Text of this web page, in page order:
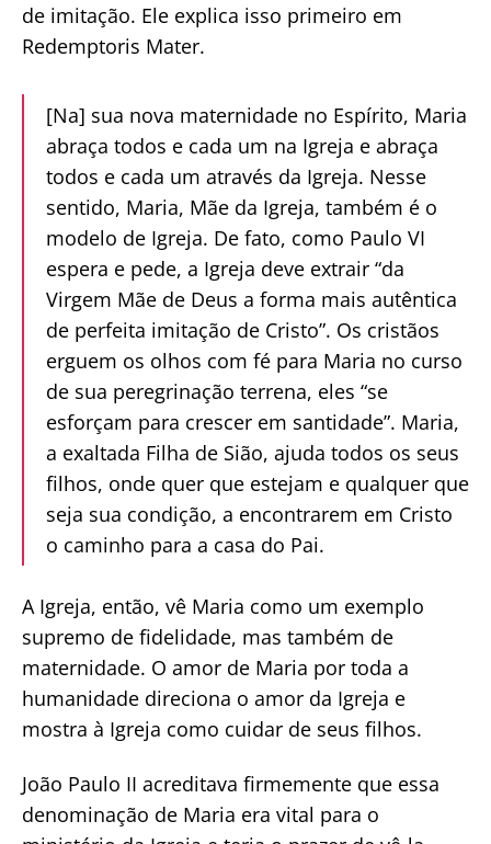
de imitação. Ele explica isso primeiro em
Redemptoris Mater.
[Na] sua nova maternidade no Espírito, Maria
abraça todos e cada um na Igreja e abraça
todos e cada um através da Igreja. Nesse
sentido, Maria, Mãe da Igreja, também é o
modelo de Igreja. De fato, como Paulo VI
espera e pede, a Igreja deve extrair “da
Virgem Mãe de Deus a forma mais autêntica
de perfeita imitação de Cristo”. Os cristãos
erguem os olhos com fé para Maria no curso
de sua peregrinação terrena, eles “se
esforçam para crescer em santidade”. Maria,
a exaltada Filha de Sião, ajuda todos os seus
filhos, onde quer que estejam e qualquer que
seja sua condição, a encontrarem em Cristo
o caminho para a casa do Pai.
A Igreja, então, vê Maria como um exemplo
supremo de fidelidade, mas também de
maternidade. O amor de Maria por toda a
humanidade direciona o amor da Igreja e
mostra à Igreja como cuidar de seus filhos.
João Paulo II acreditava firmemente que essa
denominação de Maria era vital para o